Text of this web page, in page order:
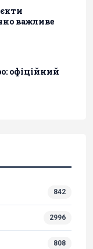
важливе
офіційний
842
2996
808